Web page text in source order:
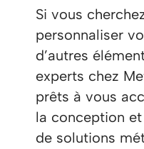
Si vous
personnaliser
d’autres
experts chez
prêts à vous
la conception
de solutions